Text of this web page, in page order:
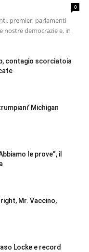
0
premier, parlamenti
nostre democrazie e, in
contagio scorciatoia
Michigan
le prove”, il
Mr. Vaccino,
Locke e record